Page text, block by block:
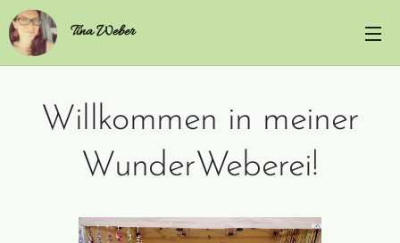
Tina Weber
Willkommen in meiner
WunderWeberei!